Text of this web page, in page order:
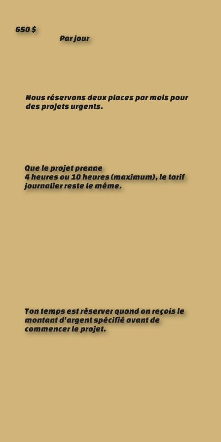
650 $
Par jour
Que le projet prenne
4 heures ou 10 heures (maximum), le tarif
journalier reste le même.
Nous réservons deux places par mois pour
des projets urgents.
Ton temps est réserver quand on reçois le
montant d’argent spécifié avant de
commencer le projet.